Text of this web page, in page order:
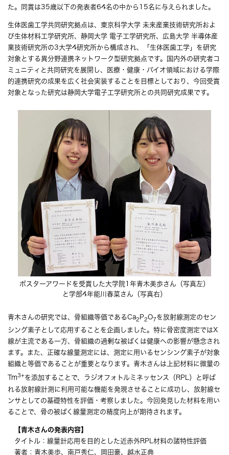
た。同賞は35歳以下の発表者64名の中から15名に与えられました。
生体医歯工学共同研究拠点は、東京科学大学 未来産業技術研究所およ
び生体材料工学研究所、静岡大学 電子工学研究所、広島大学 半導体産
業技術研究所の3大学4研究所から構成され、「生体医歯工学」を研究
対象とする異分野連携ネットワーク型研究拠点です。国内外の研究者コ
ミュニティと共同研究を展開し、医療・健康・バイオ領域における学際
的連携研究の成果を広く社会実装することを目標としており、今回受賞
対象となった研究は静岡大学電子工学研究所との共同研究成果です。
ポスターアワードを受賞した大学院1年青木美歩さん（写真左）
と学部4年能川春菜さん（写真右）
青木さんの研究では、骨組織等価であるCa2 P2O7を放射線測定のセン
シング素子として応用することを企画しました。特に骨密度測定ではX
線が主流である一方、骨組織の過剰な被ばくは健康への影響が懸念され
ます。また、正確な線量測定には、測定に用いるセンシング素子が対象
組織と等価であることが重要となります。青木さんは上記材料に微量の
Tm3+を添加することで、ラジオフォトルミネッセンス（RPL）と呼ば
れる放射線計測に利用可能な機能を発現させることに成功し、放射線セ
ンサとしての基礎特性を評価・考察しました。今回発見した材料を用い
ることで、骨の被ばく線量測定の精度向上が期待されます。
【青木さんの発表内容】
タイトル：線量計応用を目的とした近赤外RPL材料の諸特性評価
著者：青木美歩、南戸秀仁、岡田豪、越水正典